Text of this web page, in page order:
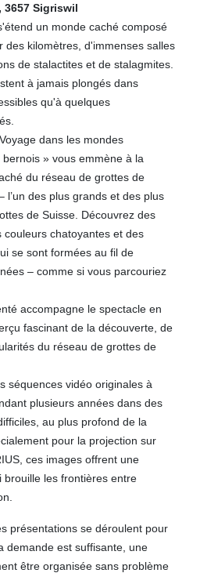
3657 Sigriswil
un monde caché composé
des kilomètres, d'immenses salles
de stalactites et de stalagmites.
à jamais plongés dans
qu'à quelques
dans les mondes
» vous emmène à la
du réseau de grottes de
l’un des plus grands et des plus
de Suisse. Découvrez des
couleurs chatoyantes et des
se sont formées au fil de
– comme si vous parcouriez
accompagne le spectacle en
fascinant de la découverte, de
du réseau de grottes de
séquences vidéo originales à
plusieurs années dans des
au plus profond de la
pour la projection sur
ces images offrent une
les frontières entre
présentations se déroulent pour
demande est suffisante, une
être organisée sans problème